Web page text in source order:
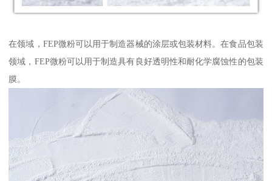
在领域，FEP微粉可以用于制造器械的涂层或包装材料。在食品包装
领域，FEP微粉可以用于制造具有良好透明性和耐化学腐蚀性的包装
膜。